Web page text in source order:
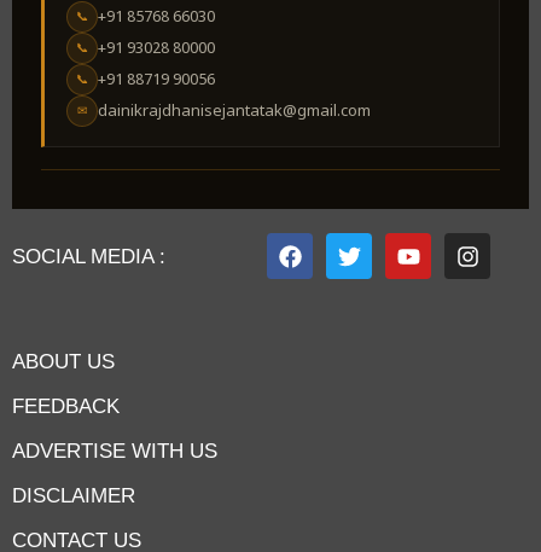
📞 +91 85768 66030
📞 +91 93028 80000
📞 +91 88719 90056
✉ dainikrajdhanisejantatak@gmail.com
SOCIAL MEDIA :
ABOUT US
FEEDBACK
ADVERTISE WITH US
DISCLAIMER
CONTACT US